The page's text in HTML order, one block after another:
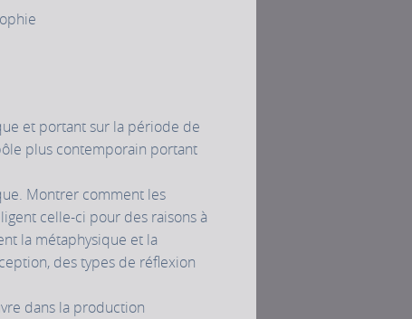
et portant sur la période de
plus contemporain portant
Montrer comment les
celle-ci pour des raisons à
la métaphysique et la
des types de réflexion
dans la production